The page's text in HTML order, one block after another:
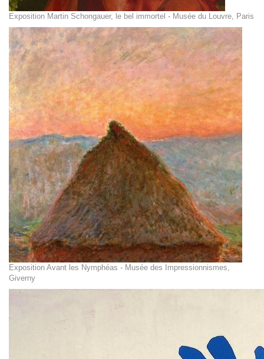
Exposition Martin Schongauer, le bel immortel - Musée du Louvre, Paris
Exposition Avant les Nymphéas - Musée des Impressionnismes,
Giverny